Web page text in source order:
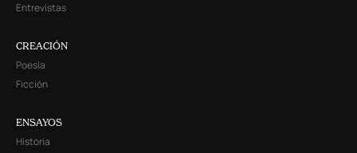
Entrevistas
CREACIÓN
Poesía
Ficción
ENSAYOS
Historia